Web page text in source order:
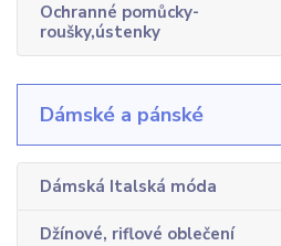
Ochranné pomůcky-
roušky,ústenky
Dámské a pánské
Dámská Italská móda
Džínové, riflové oblečení